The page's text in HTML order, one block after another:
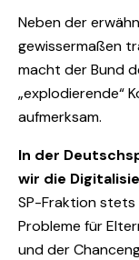
Neben der
gewissermaßen
macht der Bund
„explodierende“
aufmerksam.
In der
wir die
SP-Fraktion stets
Probleme für
und der